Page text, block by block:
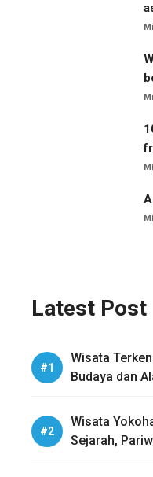
Latest Post
Wisata
Budaya dan
Wisata
Sejarah,